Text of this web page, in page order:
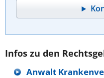
Infos zu den
Anwalt